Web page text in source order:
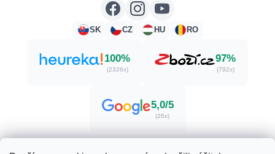
SK CZ HU RO
100%
(2326x)
97%
(792x)
5,0/5
(26x)